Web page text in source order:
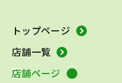
トップページ
店舗一覧
店舗ページ